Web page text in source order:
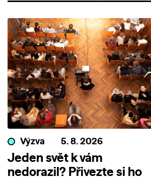
Výzva 5. 8. 2026
Jeden svět k vám
nedorazil? Přivezte si ho